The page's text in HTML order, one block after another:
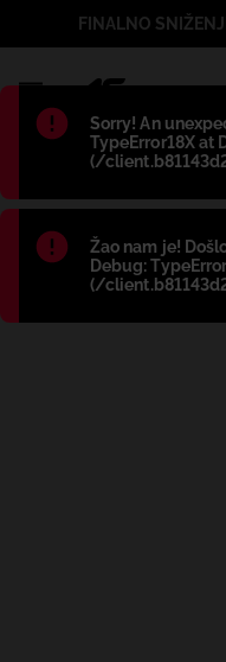
Błąd:
Sorry! An
TypeError18X at
(/
Błąd:
Žao nam je!
Debug:
(/
FINALNO